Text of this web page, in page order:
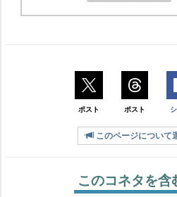
ポスト ポスト
このページについて
このコネタを含